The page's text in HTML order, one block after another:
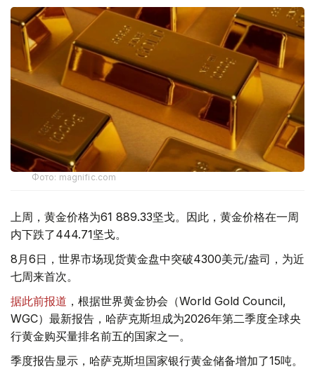
Фото: magnific.com
上周，黄金价格为61 889.33坚戈。因此，黄金价格在一周
内下跌了444.71坚戈。
8月6日，世界市场现货黄金盘中突破4300美元/盎司，为近
七周来首次。
据此前报道 ，根据世界黄金协会（World Gold Council,
WGC）最新报告，哈萨克斯坦成为2026年第二季度全球央
行黄金购买量排名前五的国家之一。
季度报告显示，哈萨克斯坦国家银行黄金储备增加了15吨。